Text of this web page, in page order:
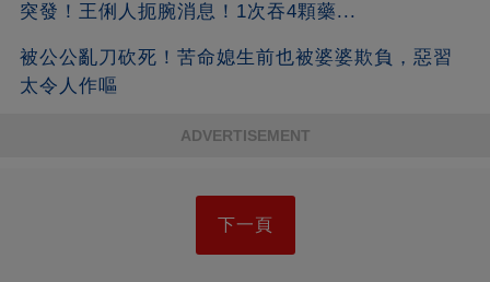
突發！王俐人扼腕消息！1次吞4顆藥...
被公公亂刀砍死！苦命媳生前也被婆婆欺負，惡習
太令人作嘔
ADVERTISEMENT
下一頁